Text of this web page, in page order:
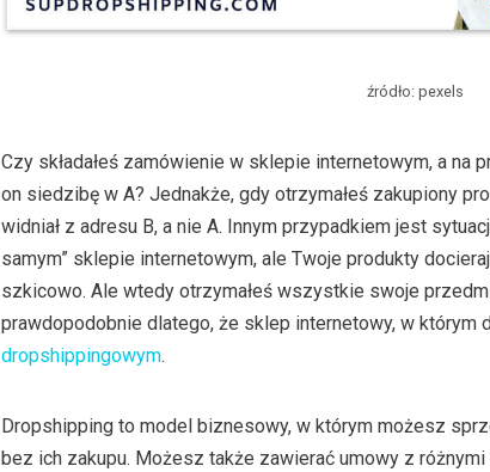
źródło: pexels
Czy składałeś zamówienie w sklepie internetowym, a na
on siedzibę w A? Jednakże, gdy otrzymałeś zakupiony
widniał z adresu B, a nie A. Innym przypadkiem jest
samym” sklepie internetowym, ale Twoje produkty
szkicowo. Ale wtedy otrzymałeś wszystkie swoje
prawdopodobnie dlatego, że sklep internetowy, w którym
dropshippingowym.
Dropshipping to model biznesowy, w którym możesz
bez ich zakupu. Możesz także zawierać umowy z